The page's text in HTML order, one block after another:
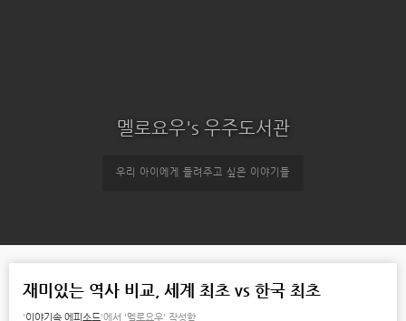
멜로요우's 우주도서관
우리 아이에게 들려주고 싶은 이야기들
재미있는 역사 비교, 세계 최초 vs 한국 최초
'이야기속 에피소드'에서 '멜로요우' 작성함